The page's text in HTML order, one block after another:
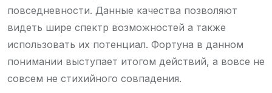
повседневности. Данные качества позволяют
видеть шире спектр возможностей а также
использовать их потенциал. Фортуна в данном
понимании выступает итогом действий, а вовсе не
совсем не стихийного совпадения.